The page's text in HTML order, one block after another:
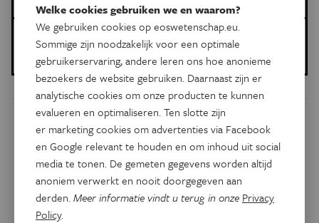
Gepubliceerd op:
24 juli 2025
Dit artikel delen op:
Facebook Twitter Linkedin
Welke cookies gebruiken we en waarom?
We gebruiken cookies op eoswetenschap.eu.
Sommige zijn noodzakelijk voor een optimale
gebruikerservaring, andere leren ons hoe anonieme
bezoekers de website gebruiken. Daarnaast zijn er
analytische cookies om onze producten te kunnen
evalueren en optimaliseren. Ten slotte zijn
er marketing cookies om advertenties via Facebook
en Google relevant te houden en om inhoud uit social
media te tonen. De gemeten gegevens worden altijd
anoniem verwerkt en nooit doorgegeven aan
derden.Meer informatie vindt u terug in onze Privacy
Policy.